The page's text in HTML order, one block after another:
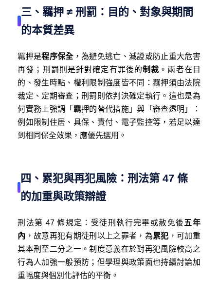
三、羈押 ≠ 刑罰：目的、對象與期間
的本質差異
羈押是程序保全，為避免逃亡、滅證或防止重大危害
再發；刑罰則是針對確定有罪後的制裁 。兩者在目
的、發生時點、權利限制強度皆不同：羈押須由法院
裁定、定期審查；刑罰則依判決確定執行。這也是為
何實務上強調「羈押的替代措施」與「審查透明」：
例如限制住居、具保、責付、電子監控等，若足以達
到相同保全效果，應優先選用。
四、累犯與再犯風險：刑法第 47 條
的加重與政策辯證
刑法第 47 條規定：受徒刑執行完畢或赦免後 五年
內 ，故意再犯有期徒刑以上之罪者，為累犯 ，可加重
其本刑至二分之一。制度意義在於對再犯風險較高之
行為人加強一般預防；但學理與政策面也持續討論加
重幅度與個別化評估的平衡。